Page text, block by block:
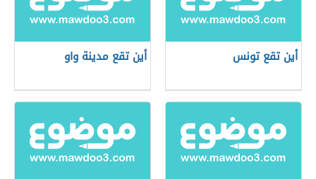
أين تقع تونس أين تقع مدينة واو